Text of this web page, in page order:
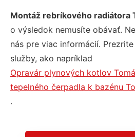
Montáž rebríkového radiátora
o výsledok nemusíte obávať.
nás pre viac informácií.
služby, ako napríklad
Opravár plynových kotlov
tepelného čerpadla k bazénu
.